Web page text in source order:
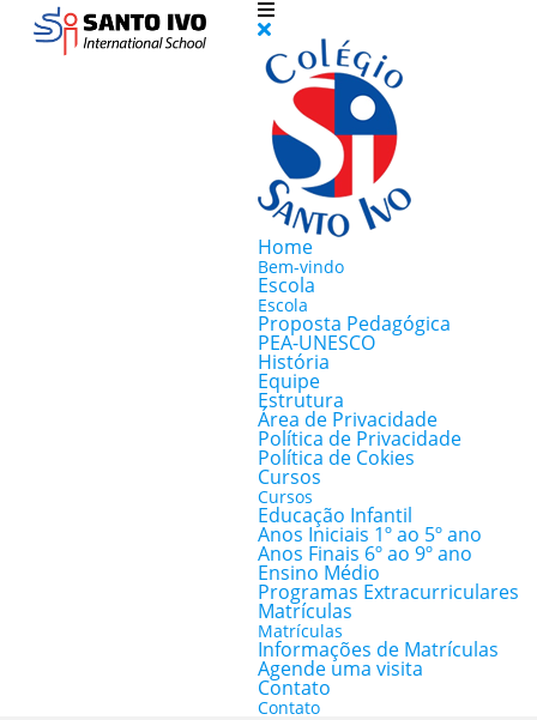
Home
Bem-vindo
Escola
Escola
Proposta Pedagógica
PEA-UNESCO
História
Equipe
Estrutura
Área de Privacidade
Política de Privacidade
Política de Cokies
Cursos
Cursos
Educação Infantil
Anos Iniciais 1º ao 5º ano
Anos Finais 6º ao 9º ano
Ensino Médio
Programas Extracurriculares
Matrículas
Matrículas
Informações de Matrículas
Agende uma visita
Contato
Contato